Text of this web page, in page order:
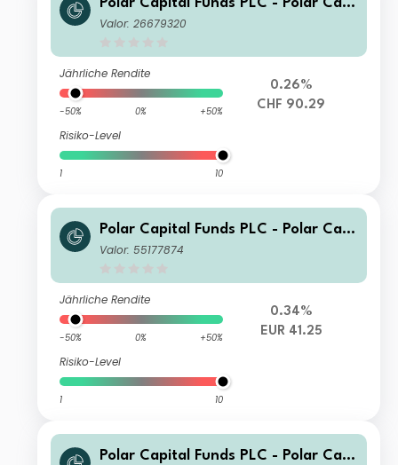
Polar Capital Funds PLC - Polar Capi
tal Global Technology Fund R CHF H
Valor: 26679320
Jährliche Rendite
-50% 0% +50%
Risiko-Level
1 10
0.26%
CHF 90.29
Polar Capital Funds PLC - Polar Capi
tal Global Technology Fund R Acc
Valor: 55177874
Jährliche Rendite
-50% 0% +50%
Risiko-Level
1 10
0.34%
EUR 41.25
Polar Capital Funds PLC - Polar Capi